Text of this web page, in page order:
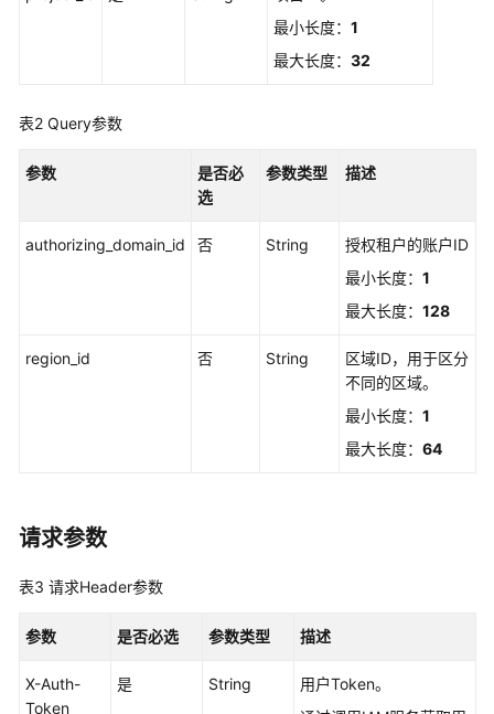
端
点
参
前
用
API
最小长度： 1
最大长度： 32
表2 Query参数
参数
是否必
选
参数类型 描述
authorizing_domain_id 否 String
授权租户的账户ID
最小长度： 1
最大长度： 128
region_id 否 String
区域ID，用于区分
不同的区域。
最小长度： 1
最大长度： 64
请求参数
表3 请求Header参数
参数 是否必选 参数类型 描述
X-Auth-
Token
是 String
用户Token。